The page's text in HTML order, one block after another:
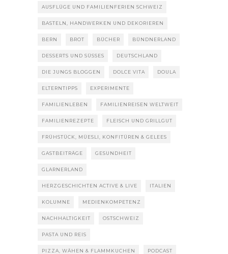
AUSFLÜGE UND FAMILIENFERIEN SCHWEIZ
BASTELN, HANDWERKEN UND DEKORIEREN
BERN BROT BÜCHER BÜNDNERLAND
DESSERTS UND SÜSSES DEUTSCHLAND
DIE JUNGS BLOGGEN DOLCE VITA DOULA
ELTERNTIPPS EXPERIMENTE
FAMILIENLEBEN FAMILIENREISEN WELTWEIT
FAMILIENREZEPTE FLEISCH UND GRILLGUT
FRÜHSTÜCK, MÜESLI, KONFITÜREN & GELEES
GASTBEITRÄGE GESUNDHEIT
GLARNERLAND
HERZGESCHICHTEN ACTIVE & LIVE ITALIEN
KOLUMNE MEDIENKOMPETENZ
NACHHALTIGKEIT OSTSCHWEIZ
PASTA UND REIS
PIZZA, WÄHEN & FLAMMKUCHEN PODCAST